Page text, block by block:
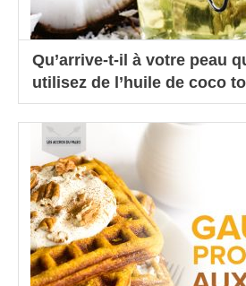
Qu’arrive-t-il à votre peau
utilisez de l’huile de coco